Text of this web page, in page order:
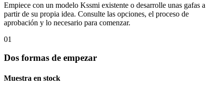
Empiece con un modelo Kssmi existente o desarrolle unas gafas a
partir de su propia idea. Consulte las opciones, el proceso de
aprobación y lo necesario para comenzar.
01
Dos formas de empezar
Muestra en stock